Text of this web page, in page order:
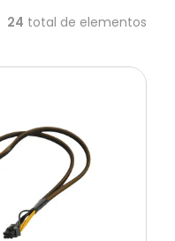
24 total de elementos